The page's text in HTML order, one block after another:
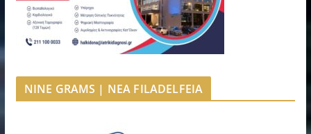
NINE GRAMS | NEA FILADELFEIA